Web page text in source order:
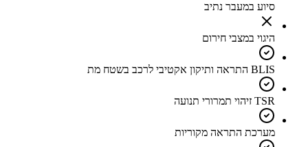
סיוע במעבר נתיב
היגוי במצבי חירום
BLIS התראה ותיקון אקטיבי לרכב בשטח מת
TSR זיהוי תמרורי תנועה
מערכת התראה מקוריות